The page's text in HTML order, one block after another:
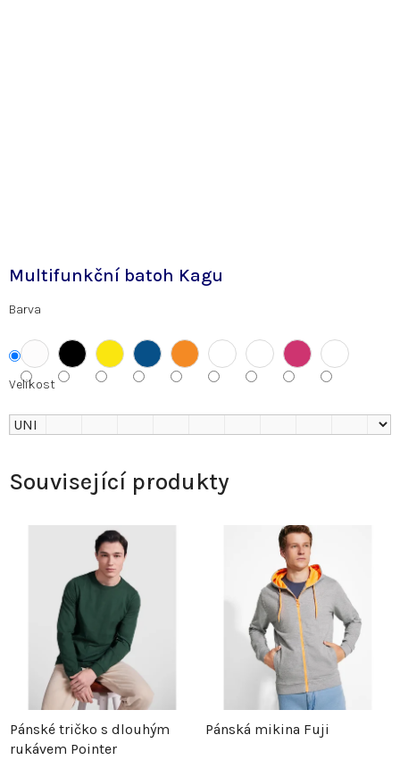
Multifunkční batoh Kagu
Barva
Velikost
Související produkty
Pánské tričko s dlouhým
rukávem Pointer
Pánská mikina Fuji